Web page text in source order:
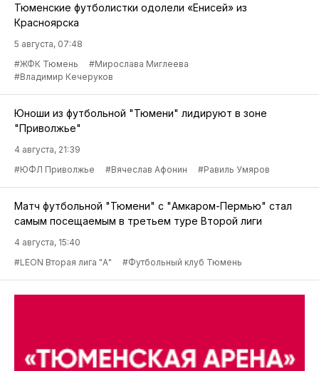
Тюменские футболистки одолели «Енисей» из
Красноярска
5 августа, 07:48
#ЖФК Тюмень
#Мирослава Миглеева
#Владимир Кечеруков
Юноши из футбольной "Тюмени" лидируют в зоне
"Приволжье"
4 августа, 21:39
#ЮФЛ Приволжье
#Вячеслав Афонин #Равиль Умяров
Матч футбольной "Тюмени" с "Амкаром-Пермью" стал
самым посещаемым в третьем туре Второй лиги
4 августа, 15:40
#LEON Вторая лига "А"
#Футбольный клуб Тюмень